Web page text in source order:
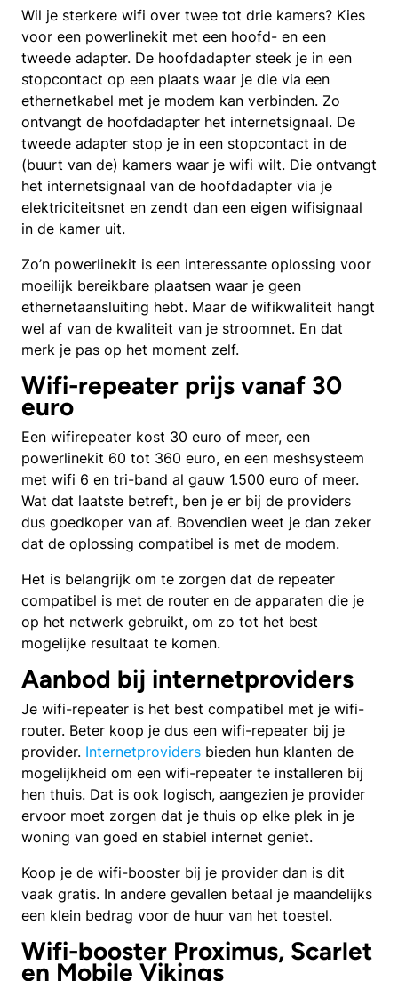
Wil je sterkere wifi over twee tot drie kamers? Kies
voor een powerlinekit met een hoofd- en een
tweede adapter. De hoofdadapter steek je in een
stopcontact op een plaats waar je die via een
ethernetkabel met je modem kan verbinden. Zo
ontvangt de hoofdadapter het internetsignaal. De
tweede adapter stop je in een stopcontact in de
(buurt van de) kamers waar je wifi wilt. Die ontvangt
het internetsignaal van de hoofdadapter via je
elektriciteitsnet en zendt dan een eigen wifisignaal
in de kamer uit.
Zo’n powerlinekit is een interessante oplossing voor
moeilijk bereikbare plaatsen waar je geen
ethernetaansluiting hebt. Maar de wifikwaliteit hangt
wel af van de kwaliteit van je stroomnet. En dat
merk je pas op het moment zelf.
Wifi-repeater prijs vanaf 30
euro
Een wifirepeater kost 30 euro of meer, een
powerlinekit 60 tot 360 euro, en een meshsysteem
met wifi 6 en tri-band al gauw 1.500 euro of meer.
Wat dat laatste betreft, ben je er bij de providers
dus goedkoper van af. Bovendien weet je dan zeker
dat de oplossing compatibel is met de modem.
Het is belangrijk om te zorgen dat de repeater
compatibel is met de router en de apparaten die je
op het netwerk gebruikt, om zo tot het best
mogelijke resultaat te komen.
Aanbod bij internetproviders
Je wifi-repeater is het best compatibel met je wifi-
router. Beter koop je dus een wifi-repeater bij je
provider. Internetproviders bieden hun klanten de
mogelijkheid om een wifi-repeater te installeren bij
hen thuis. Dat is ook logisch, aangezien je provider
ervoor moet zorgen dat je thuis op elke plek in je
woning van goed en stabiel internet geniet.
Koop je de wifi-booster bij je provider dan is dit
vaak gratis. In andere gevallen betaal je maandelijks
een klein bedrag voor de huur van het toestel.
Wifi-booster Proximus, Scarlet
en Mobile Vikings